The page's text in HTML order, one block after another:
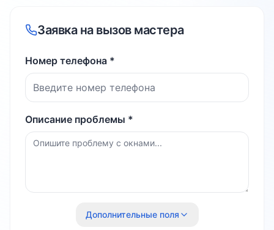
Заявка на вызов мастера
Номер телефона *
Описание проблемы *
Дополнительные поля